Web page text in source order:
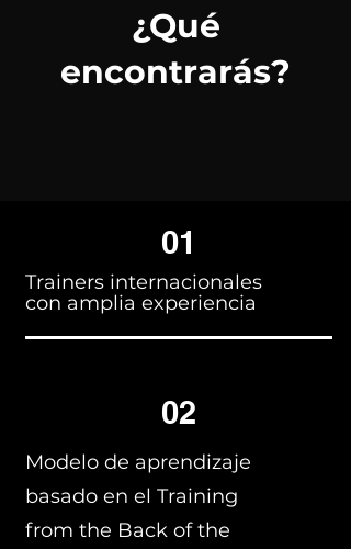
¿Qué
encontrarás?
01
Trainers internacionales
con amplia experiencia
02
Modelo de aprendizaje
basado en el Training
from the Back of the